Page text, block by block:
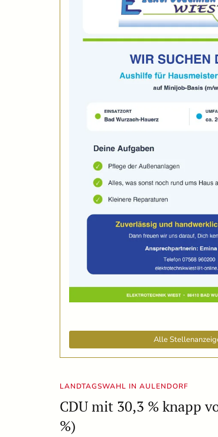
Alle
LANDTAGSWAHL IN AULENDORF
CDU mit 30,3 % knapp
%)